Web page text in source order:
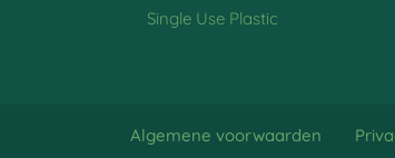
Single Use Plastic
Algemene voorwaarden